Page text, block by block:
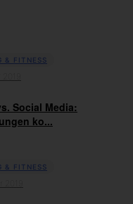
& FITNESS
Social Media:
ko...
& FITNESS